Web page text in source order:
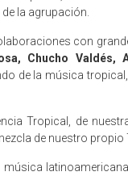
la agrupación.
con
Chucho Valdés,
de la música
Tropical, de
de nuestro propio